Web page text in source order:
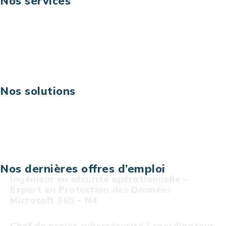
Nos solutions
Nos dernières offres d’emploi
Ingénieur en sécurité opérationnelle –